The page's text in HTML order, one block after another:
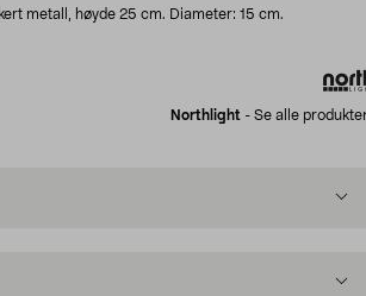
metall, høyde 25 cm. Diameter: 15 cm.
Northlight - Se alle